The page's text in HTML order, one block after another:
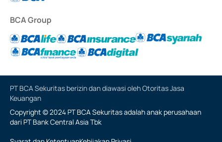
BCA Group
PT BCA Sekuritas berizin dan diawasi oleh Otoritas Jasa
Keuangan
Copyright © 2024 PT BCA Sekuritas adalah anak perusahaan
dari PT Bank Central Asia Tbk